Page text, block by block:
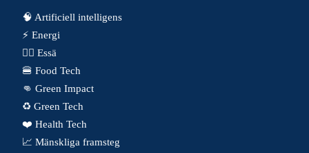
🧠 Artificiell intelligens
⚡️ Energi
✍🏼 Essä
🍔 Food Tech
👊 Green Impact
♻️ Green Tech
❤️ Health Tech
📈 Mänskliga framsteg